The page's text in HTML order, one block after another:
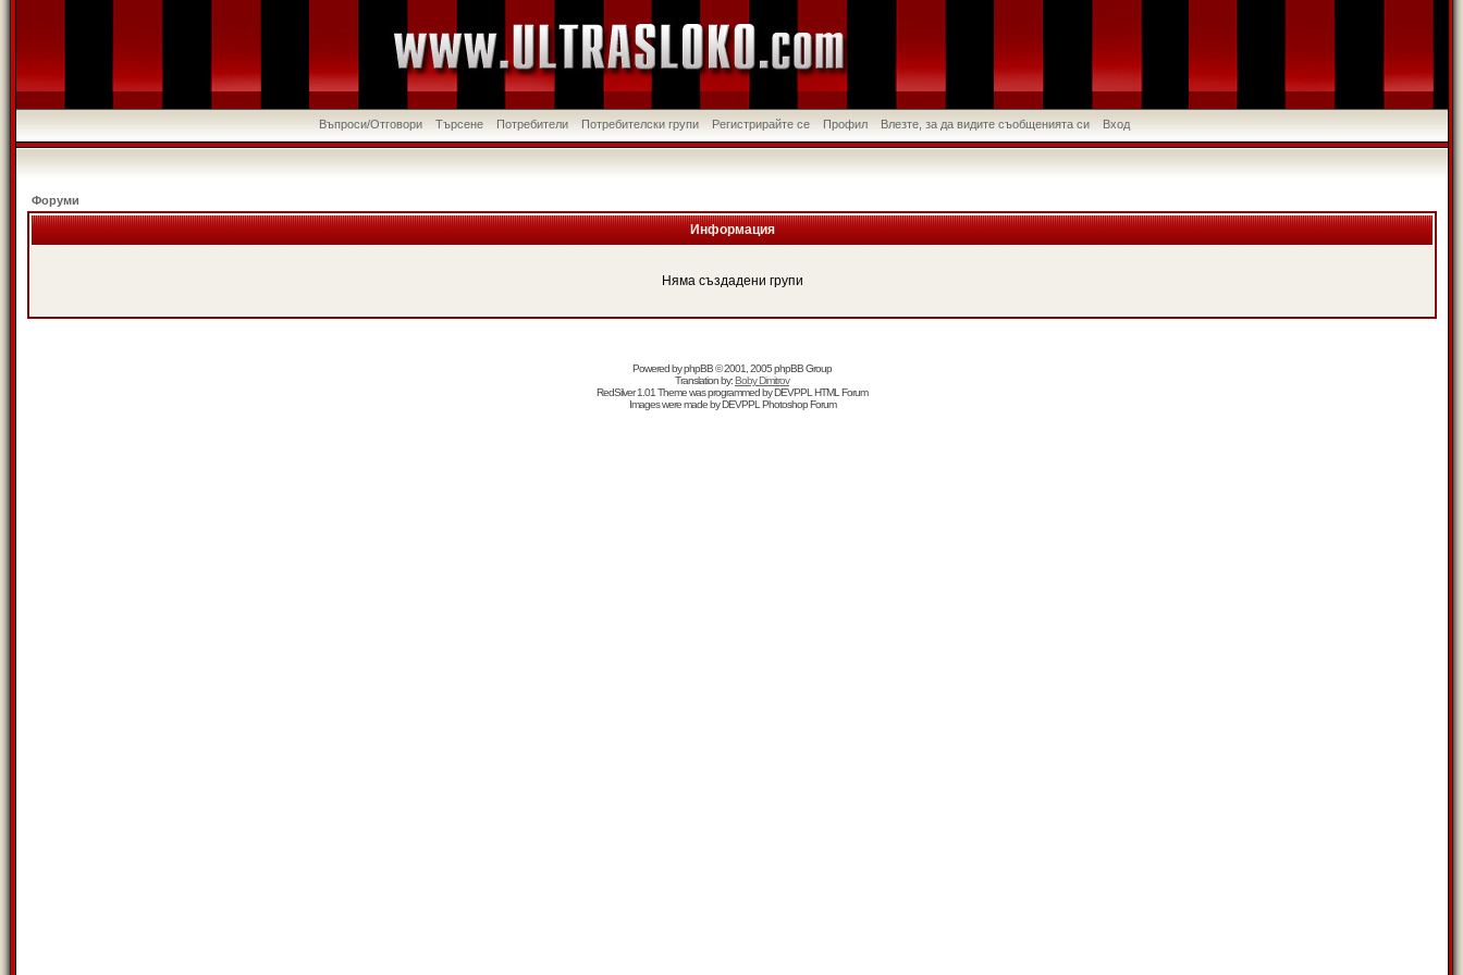
Въпроси/Отговори Търсене Потребители Потребителски групи Регистрирайте се Профил Влезте, за да видите съобщенията си Вход
Форуми
Информация
Няма създадени групи
Powered byphpBB© 2001, 2005 phpBB Group
Translation by:Boby Dimitrov
RedSilver 1.01 Theme was programmed byDEVPPL HTML Forum
Images were made byDEVPPL Photoshop Forum